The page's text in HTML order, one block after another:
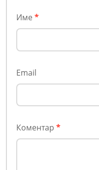
Име *
Email
Коментар *